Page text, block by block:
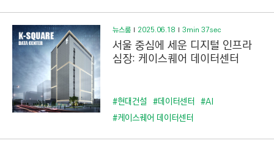
뉴스룸 2025.06.18 3min 37sec
서울 중심에 세운 디지털 인프라
심장: 케이스퀘어 데이터센터
#현대건설 #데이터센터 #AI
#케이스퀘어 데이터센터